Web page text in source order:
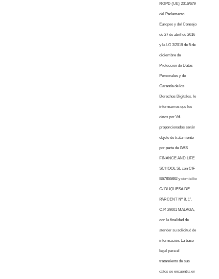
RGPD (UE) 2016/679
del Parlamento
Europeo y del Consejo
de 27 de abril de 2016
y la LO 3/2018 de 5 de
diciembre de
Protección de Datos
Personales y de
Garantía de los
Derechos Digitales, le
informamos que los
datos por Vd.
proporcionados serán
objeto de tratamiento
por parte de LWS
FINANCE AND LIFE
SCHOOL SL con CIF
B67855882 y domicilio
C/ DUQUESA DE
PARCENT Nº 8, 1º,
C.P. 29001 MALAGA,
con la finalidad de
atender su solicitud de
información. La base
legal para el
tratamiento de sus
datos se encuentra en